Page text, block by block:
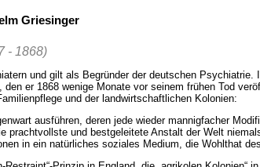
Griesinger
- 1868)
und gilt als Begründer der deutschen Psychiatrie.
den er 1868 wenige Monate vor seinem frühen Tod
und der landwirtschaftlichen Kolonien:
ausführen, deren jede wieder mannigfacher
prachtvollste und bestgeleitete Anstalt der Welt
in ein natürliches soziales Medium, die Wohlthat